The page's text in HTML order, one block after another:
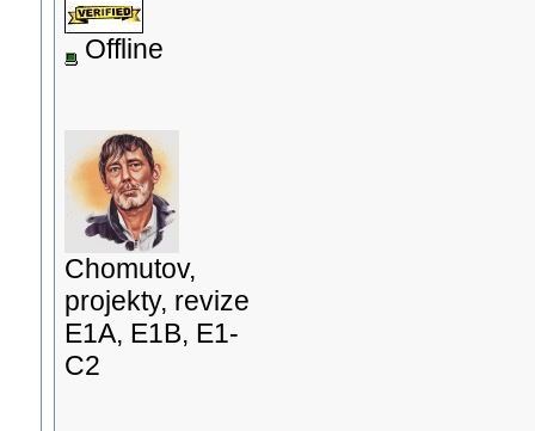
Offline
Chomutov,
projekty, revize
E1A, E1B, E1-
C2